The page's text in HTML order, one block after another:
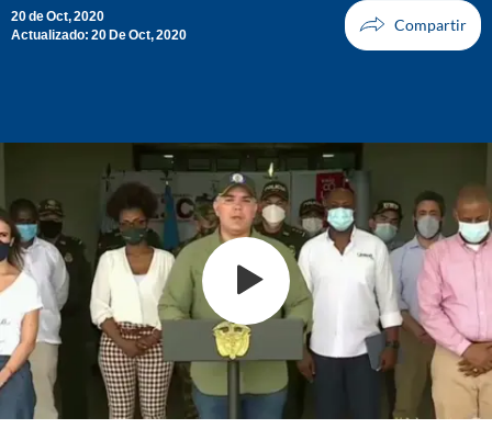
20 de Oct, 2020
Actualizado: 20 De Oct, 2020